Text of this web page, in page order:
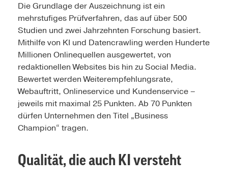
Die Grundlage der Auszeichnung ist ein
mehrstufiges Prüfverfahren, das auf über 500
Studien und zwei Jahrzehnten Forschung basiert.
Mithilfe von KI und Datencrawling werden Hunderte
Millionen Onlinequellen ausgewertet, von
redaktionellen Websites bis hin zu Social Media.
Bewertet werden Weiterempfehlungsrate,
Webauftritt, Onlineservice und Kundenservice –
jeweils mit maximal 25 Punkten. Ab 70 Punkten
dürfen Unternehmen den Titel „Business
Champion“ tragen.
Qualität, die auch KI versteht